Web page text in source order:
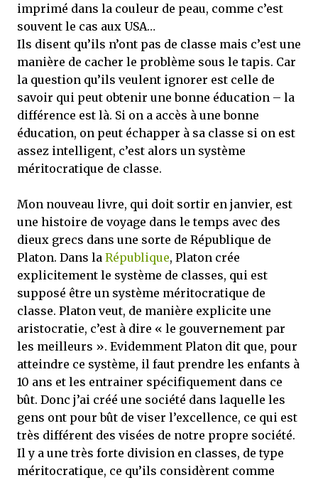
imprimé dans la couleur de peau, comme c’est
souvent le cas aux USA…
Ils disent qu’ils n’ont pas de classe mais c’est une
manière de cacher le problème sous le tapis. Car
la question qu’ils veulent ignorer est celle de
savoir qui peut obtenir une bonne éducation – la
différence est là. Si on a accès à une bonne
éducation, on peut échapper à sa classe si on est
assez intelligent, c’est alors un système
méritocratique de classe.
Mon nouveau livre, qui doit sortir en janvier, est
une histoire de voyage dans le temps avec des
dieux grecs dans une sorte de République de
Platon. Dans la République, Platon crée
explicitement le système de classes, qui est
supposé être un système méritocratique de
classe. Platon veut, de manière explicite une
aristocratie, c’est à dire « le gouvernement par
les meilleurs ». Evidemment Platon dit que, pour
atteindre ce système, il faut prendre les enfants à
10 ans et les entrainer spécifiquement dans ce
bût. Donc j’ai créé une société dans laquelle les
gens ont pour bût de viser l’excellence, ce qui est
très différent des visées de notre propre société.
Il y a une très forte division en classes, de type
méritocratique, ce qu’ils considèrent comme